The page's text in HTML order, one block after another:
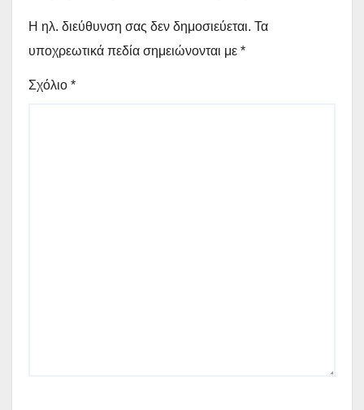
Η ηλ. διεύθυνση σας δεν δημοσιεύεται. Τα
υποχρεωτικά πεδία σημειώνονται με *
Σχόλιο *